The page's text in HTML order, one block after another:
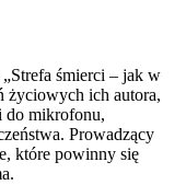
śmierci – jak w
życiowych ich autora,
do mikrofonu,
Prowadzący
które powinny się